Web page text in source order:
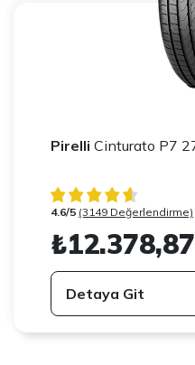
Pirelli
4.6/5 (3149 Değerlendirme)
₺12.378,87
Detaya Git